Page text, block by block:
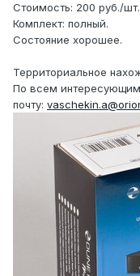
Стоимость: 200 руб./шт.
Комплект: полный.
Состояние хорошее.
Территориальное
По всем
почту: